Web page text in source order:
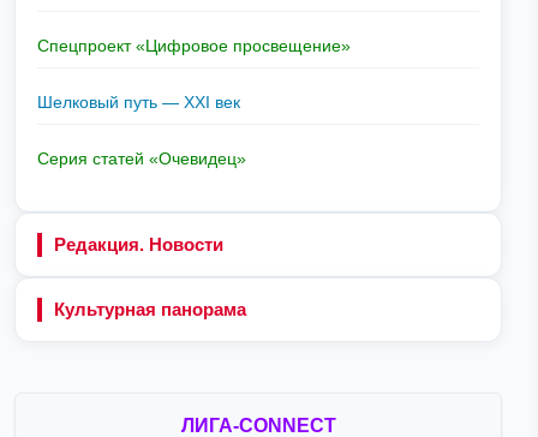
Спецпроект «Цифровое просвещение»
Шелковый путь — XXI век
Серия статей «Очевидец»
Редакция. Новости
Культурная панорама
ЛИГА-CONNECT